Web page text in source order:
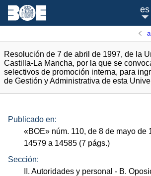
es
Resolución de 7 de abril de 1997, de la
Castilla-La Mancha, por la que se
selectivos de promoción interna, para
de Gestión y Administrativa de esta
Publicado en:
«BOE» núm. 110, de 8 de mayo de
14579 a 14585 (7 págs.)
Sección:
II. Autoridades y personal - B.